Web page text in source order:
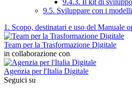
9.5. Sviluppare con i
1. Scopo, destinatari e uso del Manuale
Team per la Trasformazione Digitale
in collaborazione con
Agenzia per l'Italia Digitale
Seguici su